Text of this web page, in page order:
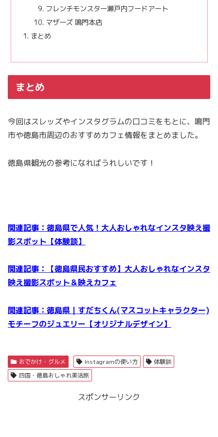
フレンチモンスター瀬戸内フードアート
マザーズ 鳴門本店
まとめ
まとめ
今回はスレッズやインスタグラムの口コミをもとに、鳴門
市や徳島市周辺のおすすめカフェ情報をまとめました。
徳島県観光の参考になればうれしいです！
関連記事：徳島県で人気！大人おしゃれなインスタ映え撮
影スポット【体験談】
関連記事：【徳島県民おすすめ】大人おしゃれなインスタ
映え撮影スポット＆映えカフェ
関連記事：徳島県｜すだちくん(マスコットキャラクター)
モチーフのジュエリー【オリジナルデザイン】
おでかけ・グルメ Instagramの使い方
体験談
四国・徳島おしゃれ美活旅
スポンサーリンク